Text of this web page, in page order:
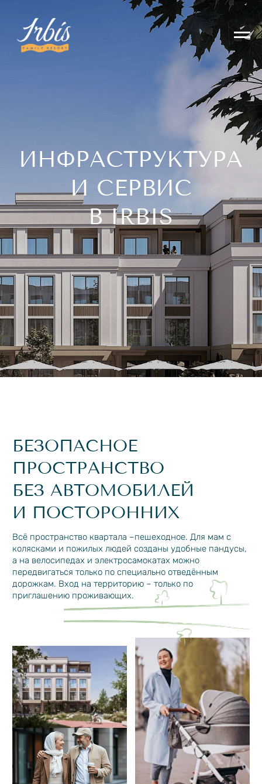
В IRBIS
БЕЗОПАСНОЕ
ПРОСТРАНСТВО
БЕЗ АВТОМОБИЛЕЙ
И ПОСТОРОННИХ
Выстраивайте разные маршруты для прогулок.
Прячьтесь от солнца в перголах. Передвигайте кресла,
столики и другую уличную мебель так, как вам
нравится. Отдыхайте на качелях и гамаках. И да,
устраивайте пикники на газонах.
МНОЖЕСТВО АЛЛЕЙ
И ДОРОЖЕК.
ЕСТЬ ЗОНЫ ДЛЯ
КОМПАНИЙ И МЕСТА ДЛЯ
УЕДИНЕНИЯ